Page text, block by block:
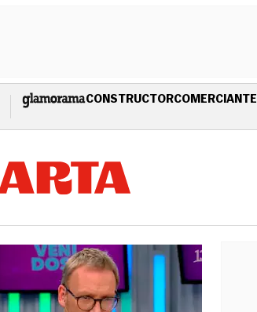
CONSTRUCTORCOMERCIANTE